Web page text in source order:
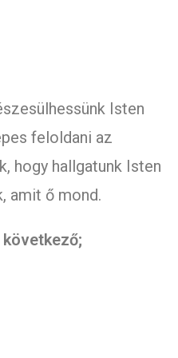
Isten
feloldani az
hogy hallgatunk Isten
amit ő mond.